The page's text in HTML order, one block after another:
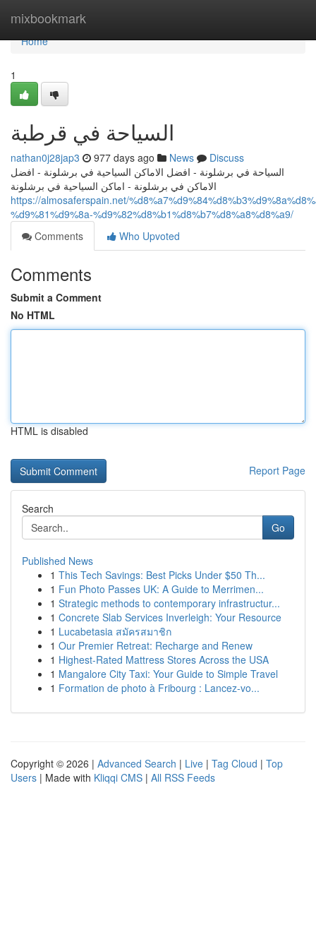
mixbookmark
Home
Home
1
السياحة في قرطبة
nathan0j28jap3 977 days ago News
Discuss
السياحة في برشلونة - افضل الاماكن السياحية في برشلونة - افضل
الاماكن في برشلونة - اماكن السياحية في برشلونة
https://almosaferspain.net/
%d9%81%d9%8a-%d9%82%d8%b1%d8%b7%d8%a8%d8%a9/
Comments
Who Upvoted
Comments
Submit a Comment
No HTML
HTML is disabled
Report Page
Search
Go
Published News
1 This Tech Savings: Best Picks Under $50 Th...
1 Fun Photo Passes UK: A Guide to Merrimen...
1 Strategic methods to contemporary infrastructur...
1 Concrete Slab Services Inverleigh: Your Resource
1 Lucabetasia สมัครสมาชิก
1 Our Premier Retreat: Recharge and Renew
1 Highest-Rated Mattress Stores Across the USA
1 Mangalore City Taxi: Your Guide to Simple Travel
1 Formation de photo à Fribourg : Lancez-vo...
Copyright © 2026 | Advanced Search | Live | Tag Cloud | Top
Users | Made with Kliqqi CMS | All RSS Feeds